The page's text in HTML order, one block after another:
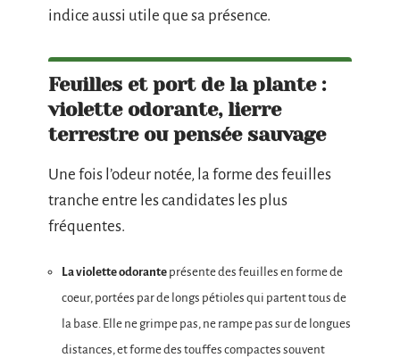
indice aussi utile que sa présence.
Feuilles et port de la plante :
violette odorante, lierre
terrestre ou pensée sauvage
Une fois l’odeur notée, la forme des feuilles
tranche entre les candidates les plus
fréquentes.
La violette odorante présente des feuilles en forme de
coeur, portées par de longs pétioles qui partent tous de
la base. Elle ne grimpe pas, ne rampe pas sur de longues
distances, et forme des touffes compactes souvent